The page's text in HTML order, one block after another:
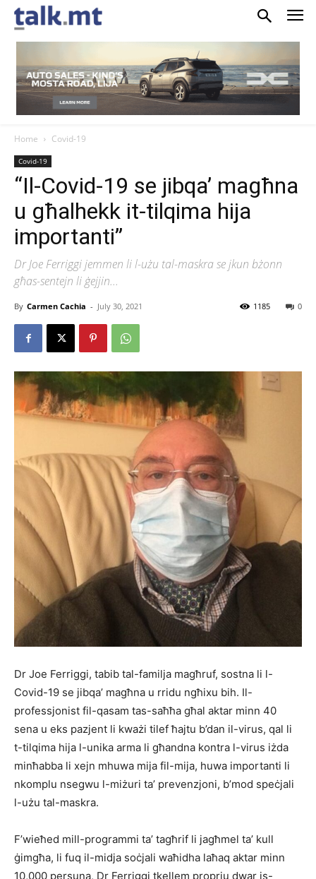
Home Covid-19
Covid-19
“Il-Covid-19 se jibqa’ magħna
u għalhekk it-tilqima hija
importanti”
Dr Joe Ferriggi jemmen li l-użu tal-maskra se jkun bżonn
għas-sentejn li ġejjin...
By Carmen Cachia - July 30, 2021 0
1185
Dr Joe Ferriggi, tabib tal-familja magħruf, sostna li l-
Covid-19 se jibqa’ magħna u rridu ngħixu bih. Il-
professjonist fil-qasam tas-saħħa għal aktar minn 40
sena u eks pazjent li kważi tilef ħajtu b’dan il-virus, qal li
t-tilqima hija l-unika arma li għandna kontra l-virus iżda
minħabba li xejn mhuwa mija fil-mija, huwa importanti li
nkomplu nsegwu l-miżuri ta’ prevenzjoni, b’mod speċjali
l-użu tal-maskra.
F’wieħed mill-programmi ta’ tagħrif li jagħmel ta’ kull
ġimgħa, li fuq il-midja soċjali waħidha laħaq aktar minn
10,000 persuna, Dr Ferriggi tkellem proprju dwar is-